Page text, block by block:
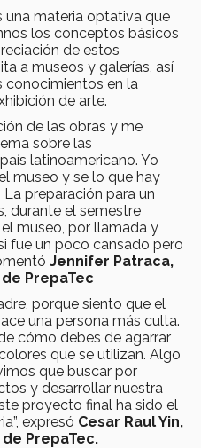
una materia optativa que
los conceptos básicos
de estos
a museos y galerías, así
en la
de arte.
de las obras y me
sobre las
latinoamericano. Yo
museo y se lo que hay
preparación para un
durante el semestre
museo, por llamada y
fue un poco cansado pero
Jennifer Patraca,
PrepaTec
porque siento que el
una persona más culta.
cómo debes de agarrar
que se utilizan. Algo
que buscar por
y desarrollar nuestra
proyecto final ha sido el
expresó Cesar Raul Yin,
PrepaTec.